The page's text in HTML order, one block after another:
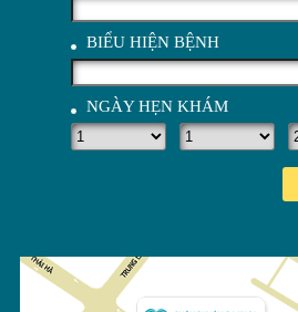
BIỂU HIỆN BỆNH
NGÀY HẸN KHÁM